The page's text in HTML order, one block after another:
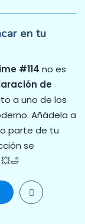
en tu
#114 no es
de
a uno de los
Añádela a
parte de tu
se